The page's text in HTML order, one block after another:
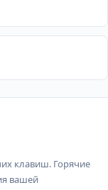
клавиш. Горячие
вашей